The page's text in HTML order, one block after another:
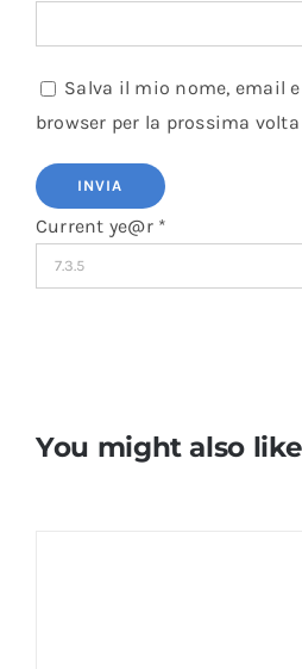
Salva il mio nome, email
browser per la prossima
Current ye@r *
You might also like